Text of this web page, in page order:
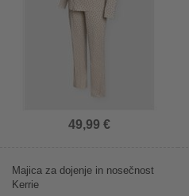
49,99 €
Majica za dojenje in nosečnost
Kerrie